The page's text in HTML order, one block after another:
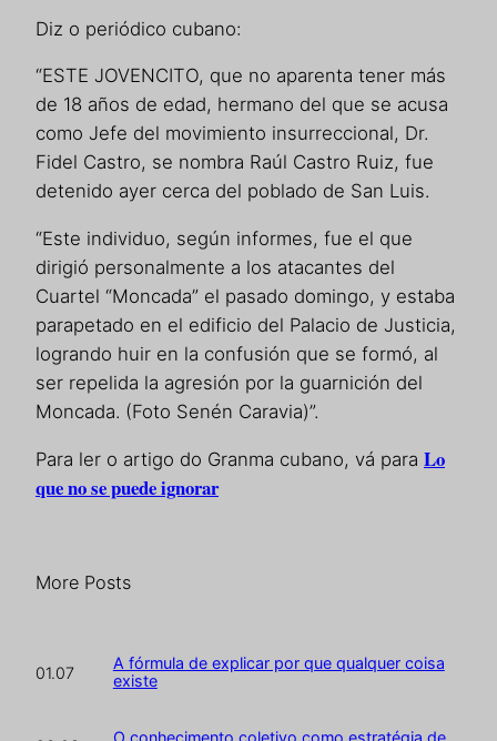
Diz o periódico cubano:
“ESTE JOVENCITO, que no aparenta tener más
de 18 años de edad, hermano del que se acusa
como Jefe del movimiento insurreccional, Dr.
Fidel Castro, se nombra Raúl Castro Ruiz, fue
detenido ayer cerca del poblado de San Luis.
“Este individuo, según informes, fue el que
dirigió personalmente a los atacantes del
Cuartel “Moncada” el pasado domingo, y estaba
parapetado en el edificio del Palacio de Justicia,
logrando huir en la confusión que se formó, al
ser repelida la agresión por la guarnición del
Moncada. (Foto Senén Caravia)”.
Para ler o artigo do Granma cubano, vá para Lo
que no se puede ignorar
More Posts
01.07
A fórmula de explicar por que qualquer coisa
existe
O conhecimento coletivo como estratégia de